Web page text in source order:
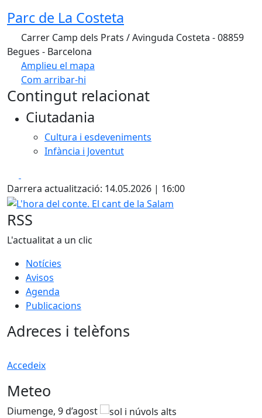
Parc de La Costeta
Carrer Camp dels Prats / Avinguda Costeta - 08859
Begues - Barcelona
Amplieu el mapa
Com arribar-hi
+
−
Contingut relacionat
Ciutadania
Cultura i esdeveniments
Infància i Joventut
Darrera actualització: 14.05.2026 | 16:00
L'hora del conte. El cant de la Salam
RSS
L'actualitat a un clic
Notícies
Avisos
Agenda
Publicacions
Adreces i telèfons
Accedeix
Meteo
Diumenge, 9 d’agost